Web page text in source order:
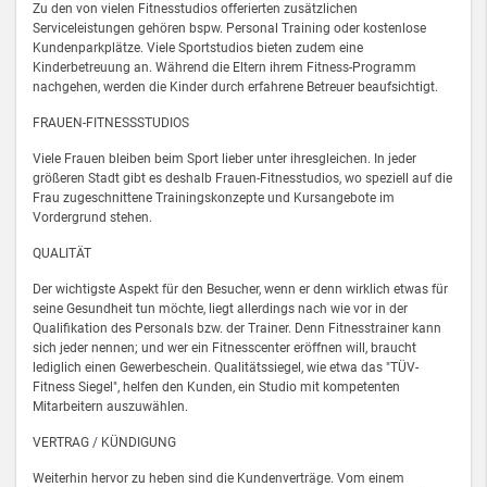
Zu den von vielen Fitnesstudios offerierten zusätzlichen
Serviceleistungen gehören bspw. Personal Training oder kostenlose
Kundenparkplätze. Viele Sportstudios bieten zudem eine
Kinderbetreuung an. Während die Eltern ihrem Fitness-Programm
nachgehen, werden die Kinder durch erfahrene Betreuer beaufsichtigt.
FRAUEN-FITNESSSTUDIOS
Viele Frauen bleiben beim Sport lieber unter ihresgleichen. In jeder
größeren Stadt gibt es deshalb Frauen-Fitnesstudios, wo speziell auf die
Frau zugeschnittene Trainingskonzepte und Kursangebote im
Vordergrund stehen.
QUALITÄT
Der wichtigste Aspekt für den Besucher, wenn er denn wirklich etwas für
seine Gesundheit tun möchte, liegt allerdings nach wie vor in der
Qualifikation des Personals bzw. der Trainer. Denn Fitnesstrainer kann
sich jeder nennen; und wer ein Fitnesscenter eröffnen will, braucht
lediglich einen Gewerbeschein. Qualitätssiegel, wie etwa das "TÜV-
Fitness Siegel", helfen den Kunden, ein Studio mit kompetenten
Mitarbeitern auszuwählen.
VERTRAG / KÜNDIGUNG
Weiterhin hervor zu heben sind die Kundenverträge. Vom einem